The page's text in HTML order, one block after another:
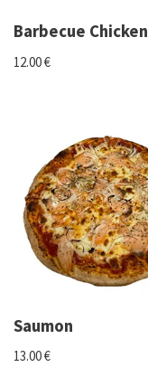
Barbecue Chicken
12.00€
Saumon
13.00€